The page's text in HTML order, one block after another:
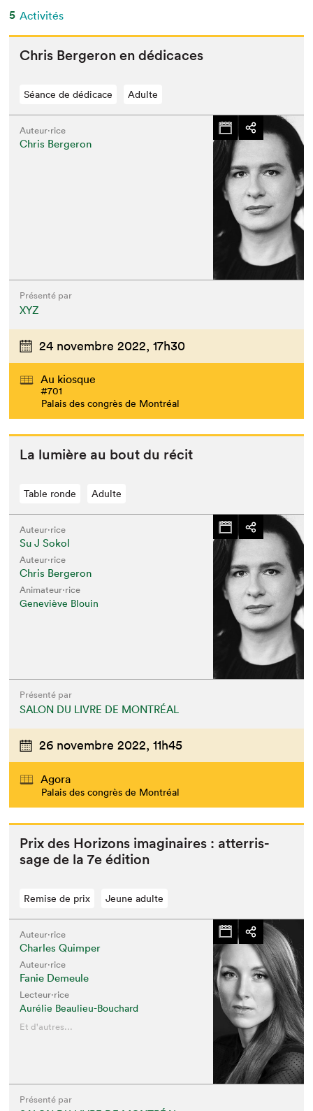
5 Activités
Chris Berg­eron en dédicaces
Séance de dédicace Adulte
Auteur·rice
Chris Bergeron
Présenté par
XYZ
24 novembre 2022, 17h30
Au kiosque
#701
Palais des congrès de Montréal
La lumière au bout du récit
Table ronde Adulte
Auteur·rice
Su J Sokol
Auteur·rice
Chris Bergeron
Animateur⋅rice
Geneviève Blouin
Présenté par
SALON DU LIVRE DE MONTRÉAL
26 novembre 2022, 11h45
Agora
Palais des congrès de Montréal
Prix des Hori­zons imag­i­naires : atter­ris­
sage de la7e édition
Remise de prix Jeune adulte
Auteur·rice
Charles Quimper
Auteur·rice
Fanie Demeule
Lecteur·rice
Aurélie Beaulieu-Bouchard
Et d'autres...
Présenté par